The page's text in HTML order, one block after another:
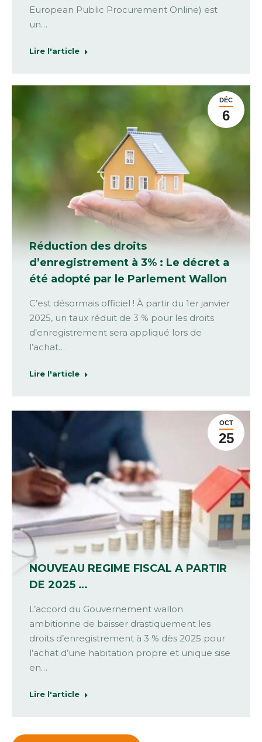
European Public Procurement Online) est
un…
Lire l'article
DÉC
6
Réduction des droits
d’enregistrement à 3% : Le décret a
été adopté par le Parlement Wallon
C’est désormais officiel ! À partir du 1er janvier
2025, un taux réduit de 3 % pour les droits
d’enregistrement sera appliqué lors de
l’achat…
Lire l'article
OCT
25
NOUVEAU REGIME FISCAL A PARTIR
DE 2025 …
L’accord du Gouvernement wallon
ambitionne de baisser drastiquement les
droits d’enregistrement à 3 % dès 2025 pour
l’achat d’une habitation propre et unique sise
en…
Lire l'article